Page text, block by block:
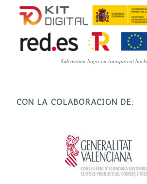
Subvention logos on transparent
CON LA COLABORACIÓN DE: